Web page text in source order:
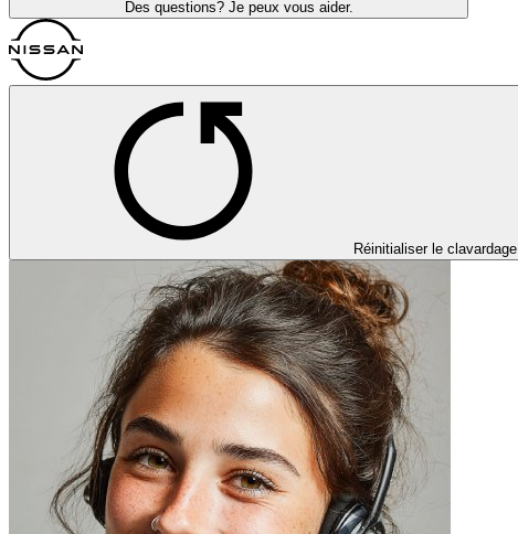
Des questions? Je peux vous aider.
Réinitialiser le clavardage